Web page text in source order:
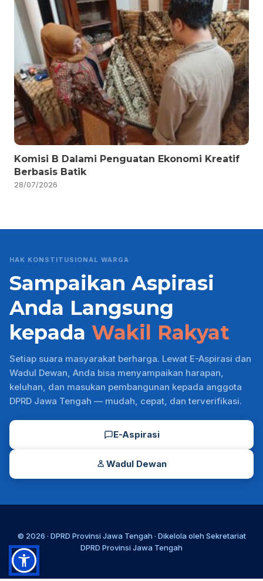
Komisi B Dalami Penguatan Ekonomi Kreatif
Berbasis Batik
28/07/2026
HAK KONSTITUSIONAL WARGA
Sampaikan Aspirasi
Anda Langsung
kepada Wakil Rakyat
Setiap suara masyarakat berharga. Lewat E-Aspirasi dan
Wadul Dewan, Anda bisa menyampaikan harapan,
keluhan, dan masukan pembangunan kepada anggota
DPRD Jawa Tengah — mudah, cepat, dan terverifikasi.
E-Aspirasi
Wadul Dewan
© 2026 · DPRD Provinsi Jawa Tengah · Dikelola oleh Sekretariat
DPRD Provinsi Jawa Tengah